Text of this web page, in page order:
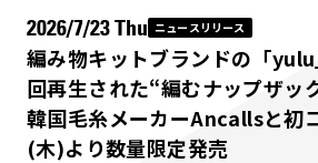
2026/7/23 Thu ニュースリリース
編み物キットブランドの「
回再生された“編むナップザ
韓国毛糸メーカーAncallsと初
(木)より数量限定発売